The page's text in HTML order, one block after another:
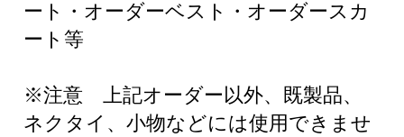
ート・オーダーベスト・オーダースカ
ート等
※注意 上記オーダー以外、既製品、
ネクタイ、小物などには使用できませ